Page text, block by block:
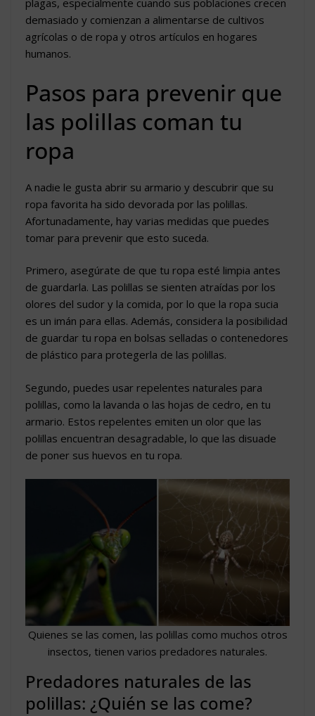
plagas, especialmente cuando sus poblaciones crecen
demasiado y comienzan a alimentarse de cultivos
agrícolas o de ropa y otros artículos en hogares
humanos.
Pasos para prevenir que
las polillas coman tu
ropa
A nadie le gusta abrir su armario y descubrir que su
ropa favorita ha sido devorada por las polillas.
Afortunadamente, hay varias medidas que puedes
tomar para prevenir que esto suceda.
Primero, asegúrate de que tu ropa esté limpia antes
de guardarla. Las polillas se sienten atraídas por los
olores del sudor y la comida, por lo que la ropa sucia
es un imán para ellas. Además, considera la posibilidad
de guardar tu ropa en bolsas selladas o contenedores
de plástico para protegerla de las polillas.
Segundo, puedes usar repelentes naturales para
polillas, como la lavanda o las hojas de cedro, en tu
armario. Estos repelentes emiten un olor que las
polillas encuentran desagradable, lo que las disuade
de poner sus huevos en tu ropa.
Quienes se las comen, las polillas como muchos otros
insectos, tienen varios predadores naturales.
Predadores naturales de las
polillas: ¿Quién se las come?